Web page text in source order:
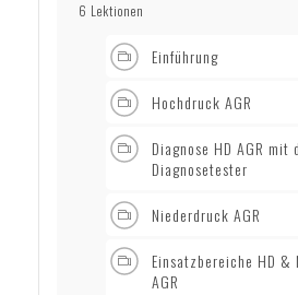
6 Lektionen
Einführung
Hochdruck AGR
Diagnose HD AGR mit
Diagnosetester
Niederdruck AGR
Einsatzbereiche HD &
AGR